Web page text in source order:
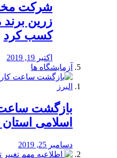
شرکت
زرین
کسب کرد
اکتبر 19, 2019
آزمایشگاه ها
بازگشت ساعت
اسلامی استان
دسامبر 25, 2019